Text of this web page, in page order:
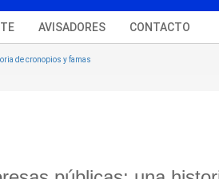
AVISADORES CONTACTO
de cronopios y famas